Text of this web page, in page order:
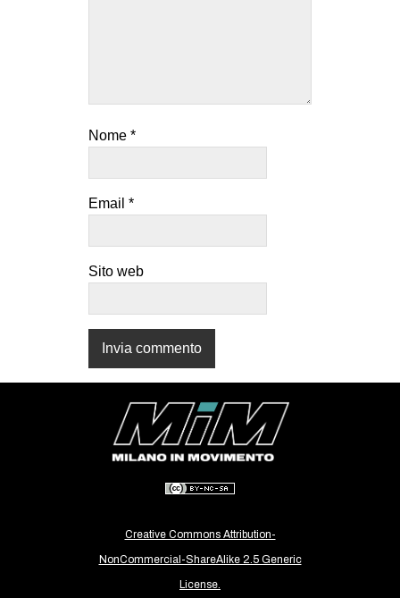
REPRESSIONE
STUDENTI
CULTURE
ARTE
RECENSIONI
INTERNAZIONALE
AFRICA
AMERICHE
ESTREMO ORIENTE
MEDIO ORIENTE
MONDO
Nome *
Email *
Sito web
Creative Commons Attribution-
NonCommercial-ShareAlike 2.5 Generic
License.